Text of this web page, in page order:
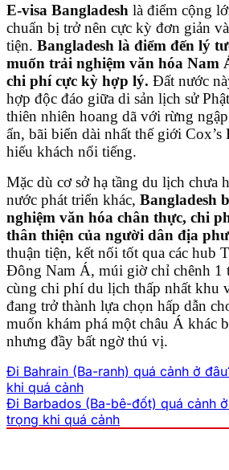
E-visa Bangladesh là điểm cộng
chuẩn bị trở nên cực kỳ đơn giản
tiện. Bangladesh là điểm đến lý
muốn trải nghiệm văn hóa Nam
chi phí cực kỳ hợp lý. Đất nước
hợp độc đáo giữa di sản lịch sử
thiên nhiên hoang dã với rừng
ẩn, bãi biển dài nhất thế giới Cox’s
hiếu khách nổi tiếng.
Mặc dù cơ sở hạ tầng du lịch chưa
nước phát triển khác, Bangladesh
nghiệm văn hóa chân thực, chi
thân thiện của người dân địa
thuận tiện, kết nối tốt qua các hub
Đông Nam Á, múi giờ chỉ chênh 1
cùng chi phí du lịch thấp nhất khu
đang trở thành lựa chọn hấp dẫn
muốn khám phá một châu Á khác
nhưng đầy bất ngờ thú vị.
Đi Bahrain (Ba-ranh) quá cảnh ở
khi quá cảnh
Đi Barbados (Ba-bê-đốt) quá cảnh
trọng khi quá cảnh